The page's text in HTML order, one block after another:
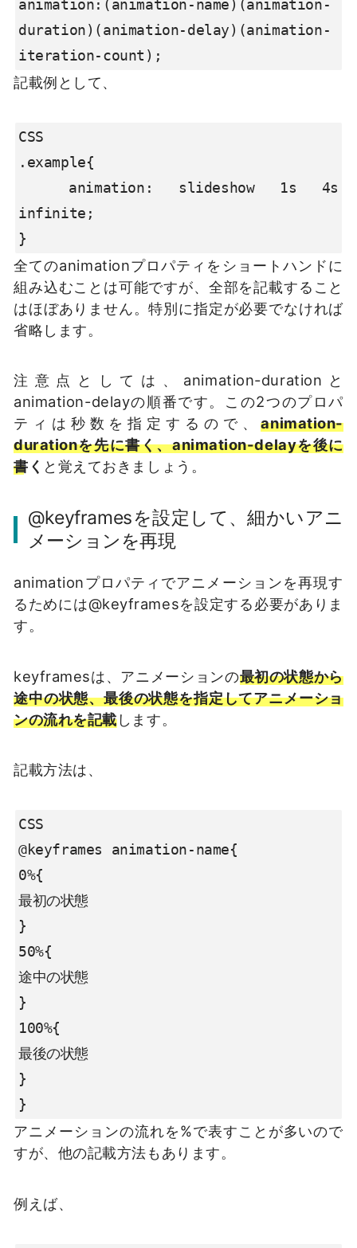
animation:(animation-name)(animation-
duration)(animation-delay)(animation-
iteration-count);
記載例として、
CSS
.example{
infinite;
}
全てのanimationプロパティをショートハンドに
組み込むことは可能ですが、全部を記載すること
はほぼありません。特別に指定が必要でなければ
省略します。
注意点としては、animation-durationと
animation-delayの順番です。この2つのプロパ
ティは秒数を指定するので、animation-
durationを先に書く、animation-delayを後に
書く と覚えておきましょう。
@keyframesを設定して、細かいアニ
メーションを再現
animationプロパティでアニメーションを再現す
るためには@keyframesを設定する必要がありま
す。
keyframesは、アニメーションの最初の状態から
途中の状態、最後の状態を指定してアニメーショ
ンの流れを記載します。
記載方法は、
CSS
@keyframes animation-name{
0%{
最初の状態
}
50%{
途中の状態
}
100%{
最後の状態
}
}
アニメーションの流れを%で表すことが多いので
すが、他の記載方法もあります。
例えば、